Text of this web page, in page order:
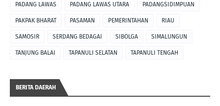
PADANG LAWAS PADANG LAWAS UTARA PADANGSIDIMPUAN
PAKPAK BHARAT PASAMAN PEMERINTAHAN RIAU
SAMOSIR SERDANG BEDAGAI SIBOLGA SIMALUNGUN
TANJUNG BALAI TAPANULI SELATAN TAPANULI TENGAH
BERITA DAERAH